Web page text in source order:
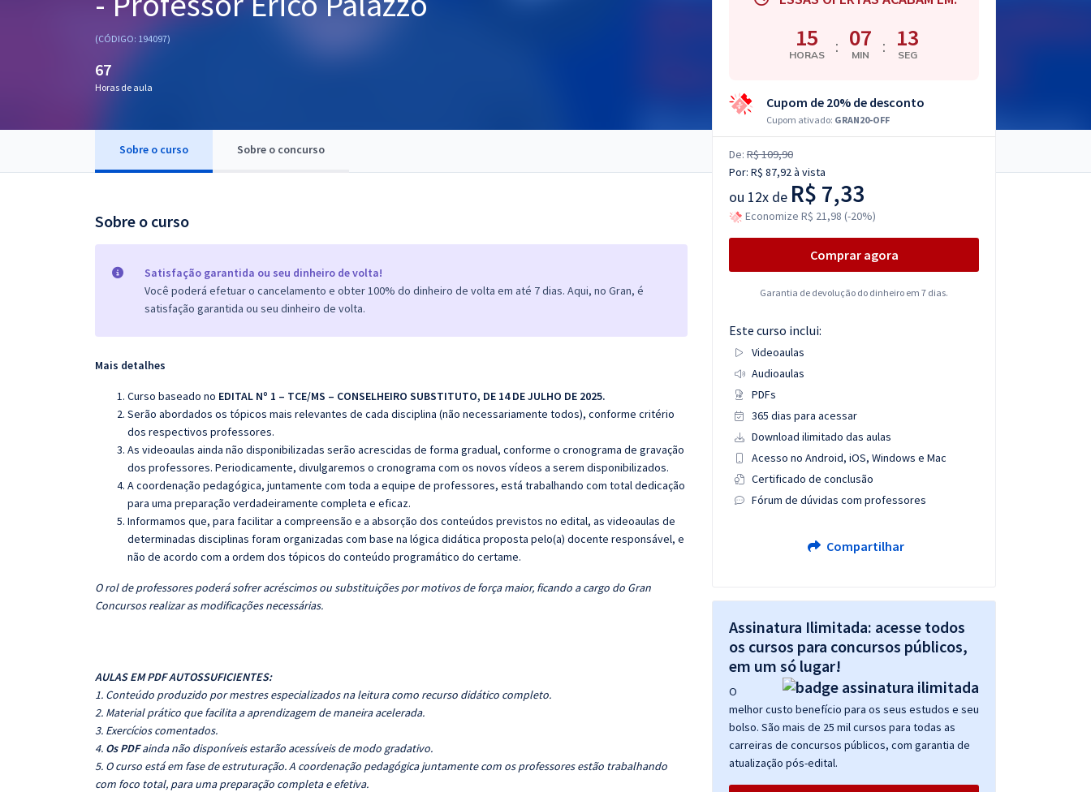
Questões grátis
(CÓDIGO: 194097)
67
Horas de aula
Sobre o curso Sobre o concurso
Sobre o curso
Satisfação garantida ou seu dinheiro de volta!
Você poderá efetuar o cancelamento e obter 100% do dinheiro de volta em até 7 dias. Aqui, no Gran, é
satisfação garantida ou seu dinheiro de volta.
Mais detalhes
Curso baseado no EDITAL Nº 1 – TCE/MS – CONSELHEIRO SUBSTITUTO, DE 14 DE JULHO DE 2025.
Serão abordados os tópicos mais relevantes de cada disciplina (não necessariamente todos), conforme critério
dos respectivos professores.
As videoaulas ainda não disponibilizadas serão acrescidas de forma gradual, conforme o cronograma de gravação
dos professores. Periodicamente, divulgaremos o cronograma com os novos vídeos a serem disponibilizados.
A coordenação pedagógica, juntamente com toda a equipe de professores, está trabalhando com total dedicação
para uma preparação verdadeiramente completa e eficaz.
Informamos que, para facilitar a compreensão e a absorção dos conteúdos previstos no edital, as videoaulas de
determinadas disciplinas foram organizadas com base na lógica didática proposta pelo(a) docente responsável, e
não de acordo com a ordem dos tópicos do conteúdo programático do certame.
O rol de professores poderá sofrer acréscimos ou substituições por motivos de força maior, ficando a cargo do Gran
Concursos realizar as modificações necessárias.
AULAS EM PDF AUTOSSUFICIENTES:
1. Conteúdo produzido por mestres especializados na leitura como recurso didático completo.
2. Material prático que facilita a aprendizagem de maneira acelerada.
3. Exercícios comentados.
4. Os PDFainda não disponíveis estarão acessíveis de modo gradativo.
5. O curso está em fase de estruturação. A coordenação pedagógica juntamente com os professores estão trabalhando
com foco total, para uma preparação completa e efetiva.
15
HORAS : 07
MIN : 12
SEG
Cupom de 20% de desconto
Cupom ativado: GRAN20-OFF
De: R$ 109,90
Por: R$ 87,92à vista
ou 12x de R$ 7,33
Economize R$ 21,98 (-20%)
Comprar agora
Garantia de devolução do dinheiro em 7 dias.
Este curso inclui:
Videoaulas
Audioaulas
PDFs
365 dias para acessar
Download ilimitado das aulas
Acesso no Android, iOS, Windows e Mac
Certificado de conclusão
Fórum de dúvidas com professores
Compartilhar
Assinatura Ilimitada: acesse todos
os cursos para concursos públicos,
em um só lugar!
O
melhor custo benefício para os seus estudos e seu
bolso. São mais de 25 mil cursos para todas as
carreiras de concursos públicos, com garantia de
atualização pós-edital.